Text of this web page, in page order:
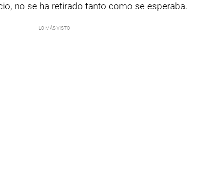
no se ha retirado tanto como se esperaba.